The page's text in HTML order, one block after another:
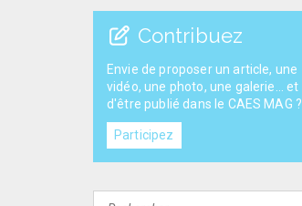
Contribuez
Envie de proposer un article, une
vidéo, une photo, une galerie... et
d'être publié dans le CAES MAG ?
Participez